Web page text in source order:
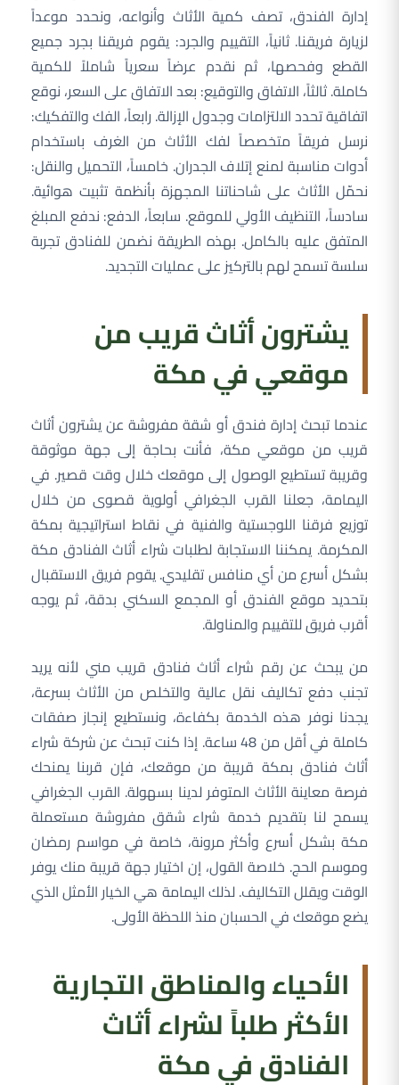
إدارة الفندق، تصف كمية الأثاث وأنواعه، ونحدد موعداً
لزيارة فريقنا. ثانياً، التقييم والجرد: يقوم فريقنا بجرد جميع
القطع وفحصها، ثم نقدم عرضاً سعرياً شاملاً للكمية
كاملة. ثالثاً، الاتفاق والتوقيع: بعد الاتفاق على السعر، نوقع
اتفاقية تحدد الالتزامات وجدول الإزالة. رابعاً، الفك والتفكيك:
نرسل فريقاً متخصصاً لفك الأثاث من الغرف باستخدام
أدوات مناسبة لمنع إتلاف الجدران. خامساً، التحميل والنقل:
نحمّل الأثاث على شاحناتنا المجهزة بأنظمة تثبيت هوائية.
سادساً، التنظيف الأولي للموقع. سابعاً، الدفع: ندفع المبلغ
المتفق عليه بالكامل. بهذه الطريقة نضمن للفنادق تجربة
سلسة تسمح لهم بالتركيز على عمليات التجديد.
يشترون أثاث قريب من
موقعي في مكة
عندما تبحث إدارة فندق أو شقة مفروشة عن يشترون أثاث
قريب من موقعي مكة، فأنت بحاجة إلى جهة موثوقة
وقريبة تستطيع الوصول إلى موقعك خلال وقت قصير. في
اليمامة، جعلنا القرب الجغرافي أولوية قصوى من خلال
توزيع فرقنا اللوجستية والفنية في نقاط استراتيجية بمكة
المكرمة. يمكننا الاستجابة لطلبات شراء أثاث الفنادق مكة
بشكل أسرع من أي منافس تقليدي. يقوم فريق الاستقبال
بتحديد موقع الفندق أو المجمع السكني بدقة، ثم يوجه
أقرب فريق للتقييم والمناولة.
من يبحث عن رقم شراء أثاث فنادق قريب مني لأنه يريد
تجنب دفع تكاليف نقل عالية والتخلص من الأثاث بسرعة،
يجدنا نوفر هذه الخدمة بكفاءة، ونستطيع إنجاز صفقات
كاملة في أقل من 48 ساعة. إذا كنت تبحث عن شركة شراء
أثاث فنادق بمكة قريبة من موقعك، فإن قربنا يمنحك
فرصة معاينة الأثاث المتوفر لدينا بسهولة. القرب الجغرافي
يسمح لنا بتقديم خدمة شراء شقق مفروشة مستعملة
مكة بشكل أسرع وأكثر مرونة، خاصة في مواسم رمضان
وموسم الحج. خلاصة القول، إن اختيار جهة قريبة منك يوفر
الوقت ويقلل التكاليف. لذلك اليمامة هي الخيار الأمثل الذي
يضع موقعك في الحسبان منذ اللحظة الأولى.
الأحياء والمناطق التجارية
الأكثر طلباً لشراء أثاث
الفنادق في مكة